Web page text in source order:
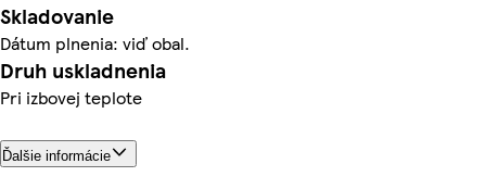
Skladovanie
Dátum plnenia: viď obal.
Druh uskladnenia
Pri izbovej teplote
Ďalšie informácie